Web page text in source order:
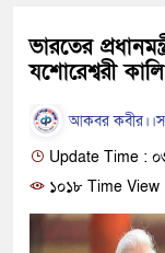
ভারতের
যশোরেশ্বরী
আকবর
Update Time :
১০১৮ Time View